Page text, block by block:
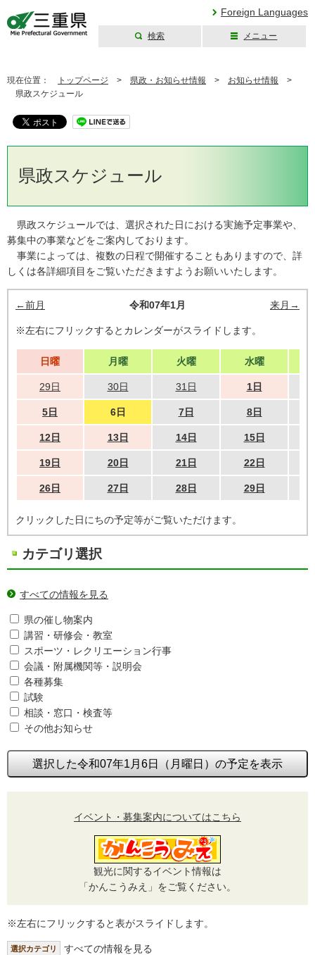
Foreign Languages
検索 メニュー
現在位置： トップページ > 県政・お知らせ情報 > お知らせ情報 >
県政スケジュール
県政スケジュール
県政スケジュールでは、選択された日における実施予定事業や、
募集中の事業などをご案内しております。
事業によっては、複数の日程で開催することもありますので、詳
しくは各詳細項目をご覧いただきますようお願いいたします。
←前月 令和07年1月 来月→
※左右にフリックするとカレンダーがスライドします。
日曜 月曜 火曜 水曜
29日 30日 31日 1日
5日 6日 7日 8日
12日 13日 14日 15日
19日 20日 21日 22日
26日 27日 28日 29日
クリックした日にちの予定等がご覧いただけます。
カテゴリ選択
すべての情報を見る
県の催し物案内
講習・研修会・教室
スポーツ・レクリエーション行事
会議・附属機関等・説明会
各種募集
試験
相談・窓口・検査等
その他お知らせ
選択した令和07年1月6日（月曜日）の予定を表示
イベント・募集案内についてはこちら
観光に関するイベント情報は
「かんこうみえ」をご覧ください。
※左右にフリックすると表がスライドします。
選択カテゴリ すべての情報を見る